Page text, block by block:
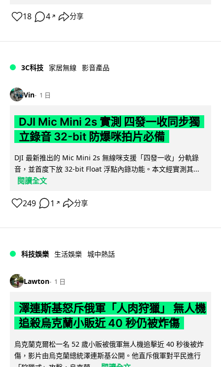
18 4 ↗ 分享
3C科技 家居無線 影音產品
Vin 1 日
DJI Mic Mini 2s 實測 四發一收同步獨
立錄音 32-bit 防爆咪拍片必備
DJI 最新推出的 Mic Mini 2s 無線咪支援「四發一收」分軌錄
音，並首度下放 32-bit Float 浮點內錄功能。本文經實測其...
閱讀全文
249 1 ↗ 分享
科技娛樂 生活娛樂 城中熱話
Lawton 1 日
澤連斯基怒斥俄軍「人肉狩獵」 無人機
追殺烏克蘭小販近 40 秒仍被炸傷
烏克蘭克爾松一名 52 歲小販被俄軍無人機追擊近 40 秒後被炸
傷，影片由烏克蘭總統澤連斯基公開。他直斥俄軍對平民進行